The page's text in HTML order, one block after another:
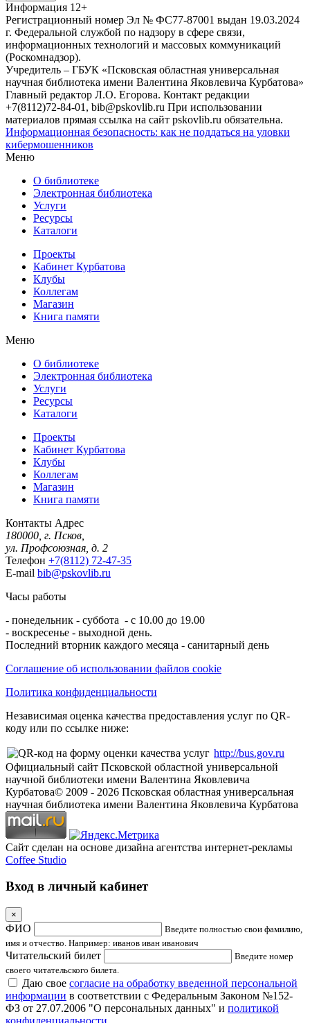
Информация 12+
Регистрационный номер Эл № ФС77-87001 выдан 19.03.2024
г. Федеральной службой по надзору в сфере связи,
информационных технологий и массовых коммуникаций
(Роскомнадзор).
Учредитель – ГБУК «Псковская областная универсальная
научная библиотека имени Валентина Яковлевича Курбатова»
Главный редактор Л.О. Егорова. Контакт редакции
+7(8112)72-84-01, bib@pskovlib.ru При использовании
материалов прямая ссылка на сайт pskovlib.ru обязательна.
Информационная безопасность: как не поддаться на уловки
кибермошенников
Меню
О библиотеке
Электронная библиотека
Услуги
Ресурсы
Каталоги
Проекты
Кабинет Курбатова
Клубы
Коллегам
Магазин
Книга памяти
Меню
О библиотеке
Электронная библиотека
Услуги
Ресурсы
Каталоги
Проекты
Кабинет Курбатова
Клубы
Коллегам
Магазин
Книга памяти
Контакты Адрес
180000, г. Псков,
ул. Профсоюзная, д. 2
Телефон +7(8112) 72-47-35
E-mail bib@pskovlib.ru
Часы работы
- понедельник - суббота - с 10.00 до 19.00
- воскресенье - выходной день.
Последний вторник каждого месяца - санитарный день
Соглашение об использовании файлов cookie
Политика конфиденциальности
Независимая оценка качества предоставления услуг по QR-
коду или по ссылке ниже:
http://bus.gov.ru
Официальный сайт Псковской областной универсальной
научной библиотеки имени Валентина Яковлевича
Курбатова© 2009 - 2026 Псковская областная универсальная
научная библиотека имени Валентина Яковлевича Курбатова
Сайт сделан на основе дизайна агентства интернет-рекламы
Coffee Studio
Вход в личный кабинет
×
ФИО
Введите полностью свои фамилию,
имя и отчество. Например: иванов иван иванович
Читательский билет
Введите номер
своего читательского билета.
Даю свое согласие на обработку введенной персональной
информации в соответствии с Федеральным Законом №152-
ФЗ от 27.07.2006 "О персональных данных" и политикой